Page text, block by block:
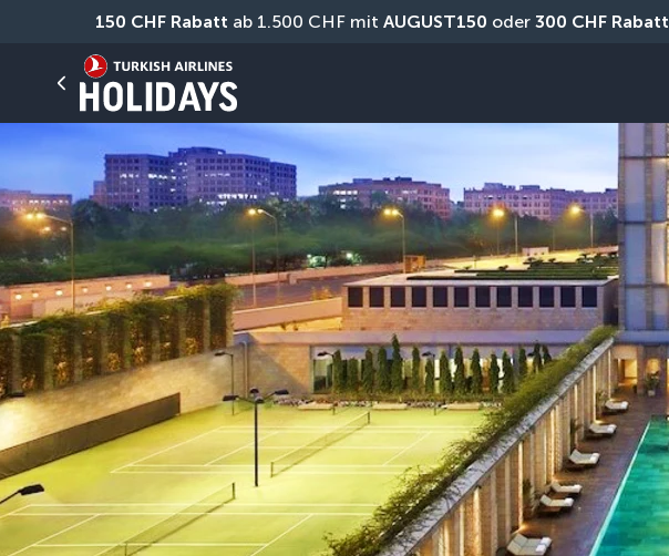
150 CHF Rabatt ab 1.500 CHF mit AUGUST150 oder 300 CHF Rabatt